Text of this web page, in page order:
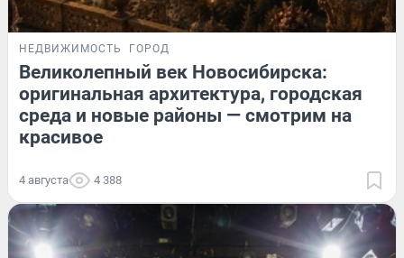
НЕДВИЖИМОСТЬ ГОРОД
Великолепный век Новосибирска:
оригинальная архитектура, городская
среда и новые районы — смотрим на
красивое
4 августа 4 388